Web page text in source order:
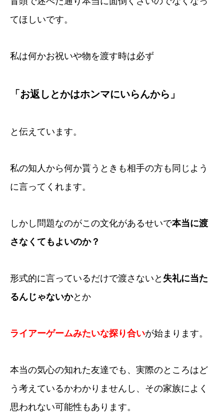
てほしいです。
私は何かお祝いや物を渡す時は必ず
「お返しとかはホンマにいらんから」
と伝えています。
私の知人から何か貰うときも相手の方も同じよう
に言ってくれます。
しかし問題なのがこの文化があるせいで本当に渡
さなくてもよいのか？
形式的に言っているだけで渡さないと 失礼に当た
るんじゃないかとか
ライアーゲームみたいな探り合いが始まります。
本当の気心の知れた友達でも、実際のところはど
う考えているかわかりませんし、その家族によく
思われない可能性もあります。